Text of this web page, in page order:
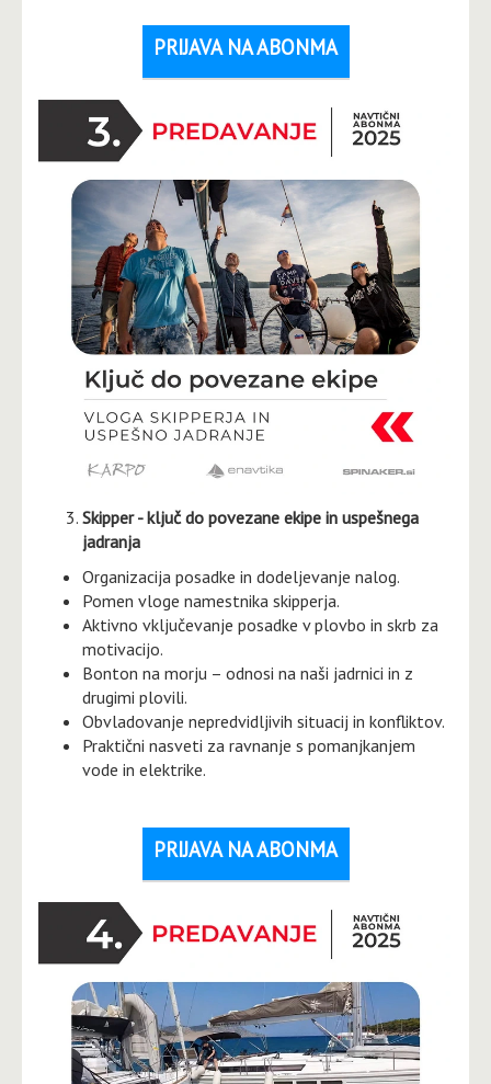
PRIJAVA NA ABONMA
Skipper - ključ do povezane ekipe in uspešnega
jadranja
Organizacija posadke in dodeljevanje nalog.
Pomen vloge namestnika skipperja.
Aktivno vključevanje posadke v plovbo in skrb za
motivacijo.
Bonton na morju – odnosi na naši jadrnici in z
drugimi plovili.
Obvladovanje nepredvidljivih situacij in konfliktov.
Praktični nasveti za ravnanje s pomanjkanjem
vode in elektrike.
PRIJAVA NA ABONMA